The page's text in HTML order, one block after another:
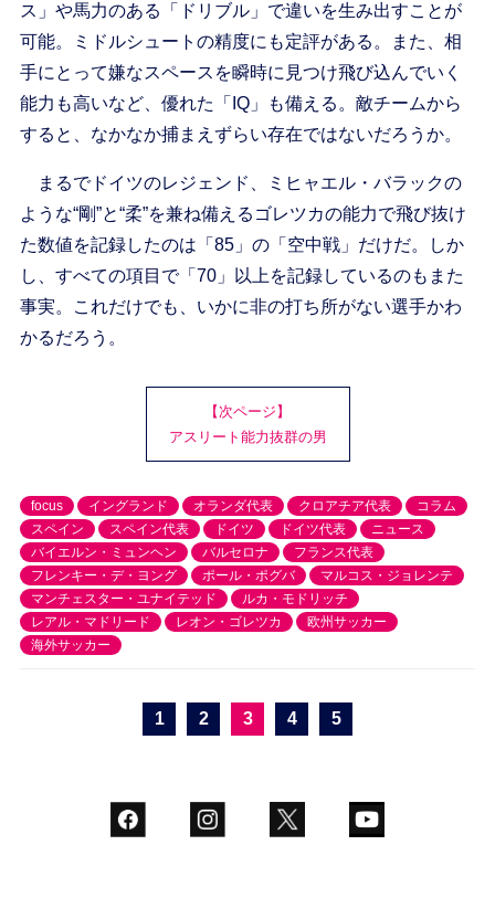
ス」や馬力のある「ドリブル」で違いを生み出すことが
可能。ミドルシュートの精度にも定評がある。また、相
手にとって嫌なスペースを瞬時に見つけ飛び込んでいく
能力も高いなど、優れた「IQ」も備える。敵チームから
すると、なかなか捕まえずらい存在ではないだろうか。
まるでドイツのレジェンド、ミヒャエル・バラックの
ような“剛”と“柔”を兼ね備えるゴレツカの能力で飛び抜け
た数値を記録したのは「85」の「空中戦」だけだ。しか
し、すべての項目で「70」以上を記録しているのもまた
事実。これだけでも、いかに非の打ち所がない選手かわ
かるだろう。
【次ページ】
アスリート能力抜群の男
focus イングランド オランダ代表 クロアチア代表
コラム
スペイン
スペイン代表 ドイツ ドイツ代表
ニュース
バイエルン・ミュンヘン
バルセロナ
フランス代表
フレンキー・デ・ヨング
ポール・ポグバ
マルコス・ジョレンテ
マンチェスター・ユナイテッド
ルカ・モドリッチ
レアル・マドリード
レオン・ゴレツカ
欧州サッカー
海外サッカー
1 2 3 4 5